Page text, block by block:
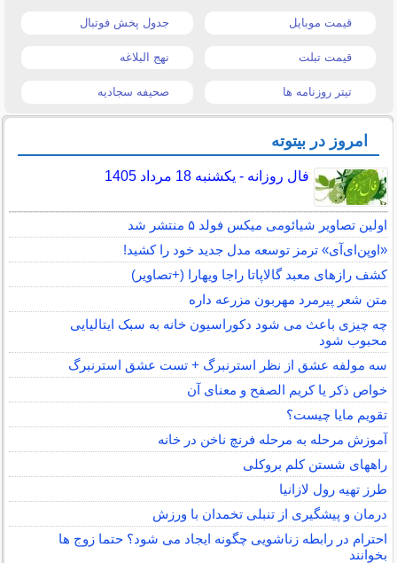
قیمت موبایل جدول پخش فوتبال
قیمت تبلت نهج البلاغه
تیتر روزنامه ها صحیفه سجادیه
امروز در بیتوته
فال روزانه - یکشنبه 18 مرداد 1405
اولین تصاویر شیائومی میکس فولد ۵ منتشر شد
«اوپن‌ای‌آی» ترمز توسعه مدل جدید خود را کشید!
کشف رازهای معبد گالاپاتا راجا ویهارا (+تصاویر)
متن شعر پیرمرد مهربون مزرعه داره
چه چیزی باعث می شود دکوراسیون خانه به سبک ایتالیایی
محبوب شود
سه مولفه عشق از نظر استرنبرگ + تست عشق استرنبرگ
خواص ذکر یا کریم الصفح و معنای آن
تقویم مایا چیست؟
آموزش مرحله به مرحله فرنچ ناخن در خانه
راههای شستن کلم بروکلی
طرز تهیه رول لازانیا
درمان و پیشگیری از تنبلی تخمدان با ورزش
احترام در رابطه زناشویی چگونه ایجاد می شود؟ حتما زوج ها
بخوانند